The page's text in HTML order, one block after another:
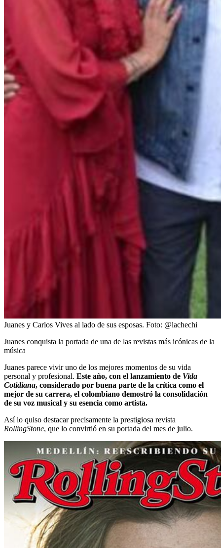
Juanes y Carlos Vives al lado de sus esposas. Foto: @lachechi
Juanes conquista la portada de una de las revistas más icónicas de la
música
Juanes parece vivir uno de los mejores momentos de su vida
personal y profesional. Este año, con el lanzamiento de Vida
Cotidiana, considerado por buena parte de la crítica como el
mejor de su carrera, el colombiano demostró la consolidación
de su voz musical y su esencia como artista.
Así lo quiso destacar precisamente la prestigiosa revista
RollingStone, que lo convirtió en su portada del mes de julio.